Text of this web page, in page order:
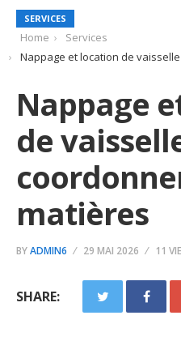
SERVICES
Home
Services
Nappage et location de
Nappage
de
matières
BYADMIN6 29 MAI 2026 11
SHARE: